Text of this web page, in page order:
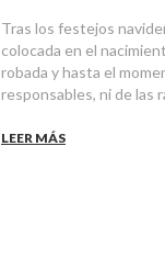
Tras los festejos
colocada en el
robada y hasta el
responsables, ni de las
LEER MÁS